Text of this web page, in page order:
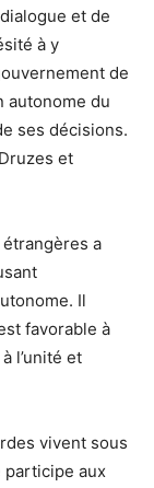
et de
à y
de
autonome du
ses décisions.
et
a
Il
favorable à
l’unité et
vivent sous
participe aux